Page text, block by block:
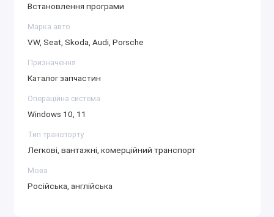
за моделлю, роком випуску та PR-кодами, а не лише за
VIN.
Підтримувана техніка
Touareg, Polo, Jetta, Arteon, Transporter/Multivan
T4–T7, Crafter, Amarok
Audi: A1–A8, Q2–Q8, TT, R8
Встановлення програми
Марка авто
VW, Seat, Skoda, Audi, Porsche
Призначення
Каталог запчастин
Операційна система
Windows 10, 11
Тип транспорту
Легкові, вантажні, комерційний транспорт
Мова
Російська, англійська